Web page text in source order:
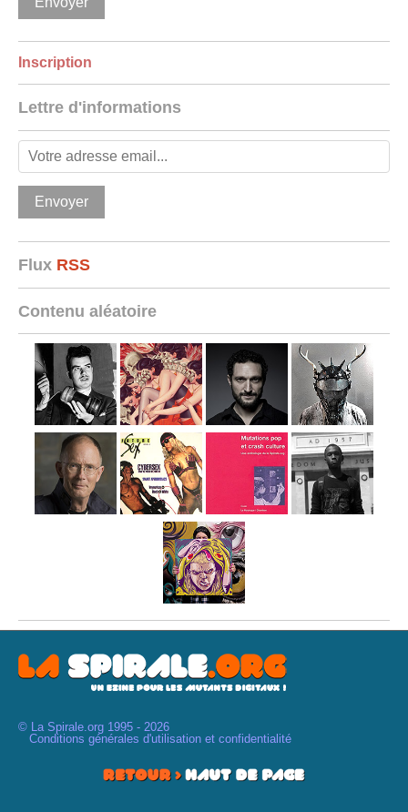
Inscription
Lettre d'informations
Flux RSS
Contenu aléatoire
© La Spirale.org 1995 - 2026
Conditions générales d'utilisation et confidentialité